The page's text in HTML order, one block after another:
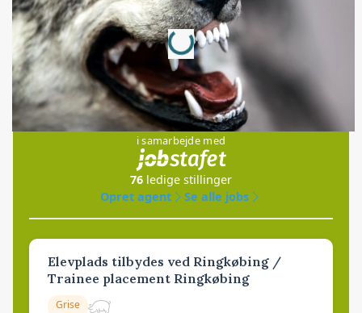
Annonce
Loading...
Jobs
i samarbejde med
76 ledige stillinger
Opret agent
Se alle jobs
Elevplads tilbydes ved Ringkøbing /
Trainee placement Ringkøbing
Grise